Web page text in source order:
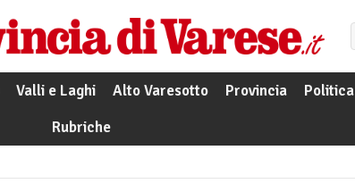
Valli e Laghi Alto Varesotto Provincia Politica
Rubriche